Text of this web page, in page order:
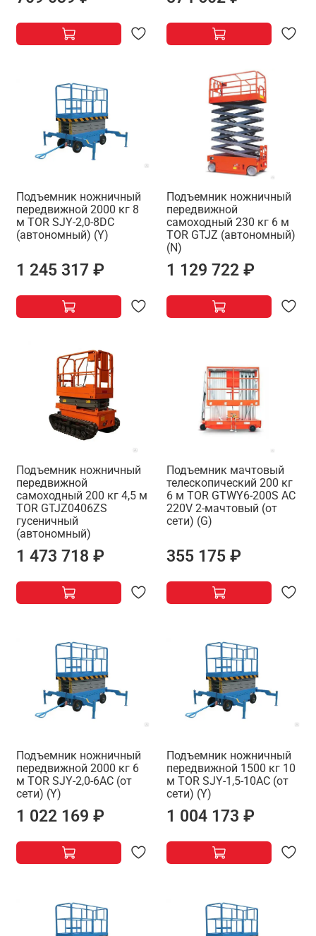
Подъемник ножничный
передвижной 2000 кг 8
м TOR SJY-2,0-8DC
(автономный) (Y)
1 245 317 ₽
Подъемник ножничный
передвижной
самоходный 230 кг 6 м
TOR GTJZ (автономный)
(N)
1 129 722 ₽
Подъемник ножничный
передвижной
самоходный 200 кг 4,5 м
TOR GTJZ0406ZS
гусеничный
(автономный)
1 473 718 ₽
Подъемник мачтовый
телескопический 200 кг
6 м TOR GTWY6-200S AC
220V 2-мачтовый (от
сети) (G)
355 175 ₽
Подъемник ножничный
передвижной 2000 кг 6
м TOR SJY-2,0-6AC (от
сети) (Y)
1 022 169 ₽
Подъемник ножничный
передвижной 1500 кг 10
м TOR SJY-1,5-10AC (от
сети) (Y)
1 004 173 ₽